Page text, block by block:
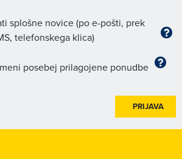
splošne novice (po e-pošti, prek
telefonskega klica)
posebej prilagojene ponudbe
PRIJAVA